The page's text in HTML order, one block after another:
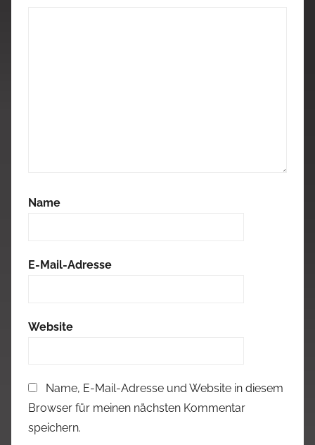
Name
E-Mail-Adresse
Website
Name, E-Mail-Adresse und Website in diesem
Browser für meinen nächsten Kommentar
speichern.